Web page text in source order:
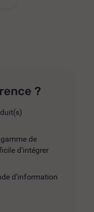
?
de
d’intégrer
d'information